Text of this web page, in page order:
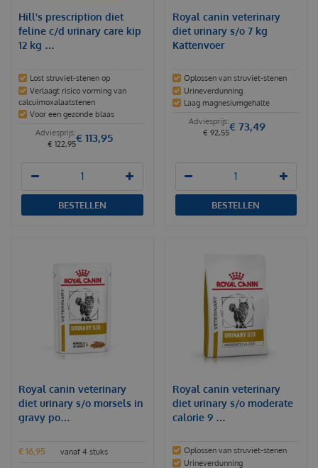
Hill's prescription diet
feline c/d urinary care kip
12 kg …
Lost struviet-stenen op
Verlaagt risico vorming van
calcuimoxalaatstenen
Voor een gezonde blaas
€ 122,95€ 113,95
BESTELLEN
Royal canin veterinary
diet urinary s/o 7 kg
Kattenvoer
Oplossen van struviet-stenen
Urineverdunning
Laag magnesiumgehalte
€ 92,55€ 73,49
BESTELLEN
Royal canin veterinary
diet urinary s/o morsels in
gravy po…
vanaf 4 stuks
€ 16,95
Royal canin veterinary
diet urinary s/o moderate
calorie 9 …
Oplossen van struviet-stenen
Urineverdunning